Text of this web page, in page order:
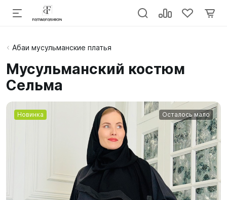
Абаи мусульманские платья
Мусульманский костюм
Сельма
Новинка Осталось мало